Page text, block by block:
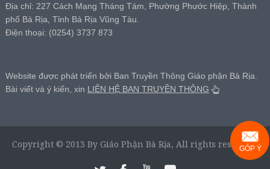
Địa chỉ: 227 Cách Mạng Tháng Tám, Phường Phước Hiệp, Thành
phố Bà Rịa, Tỉnh Bà Rịa Vũng Tàu.
Điện thoại: (0254) 3737 873
Website được phát triển bởi Ban Truyền Thông Giáo phận Bà Rịa.
Bài viết và ý kiến, xin LIÊN HỆ BAN TRUYỀN THÔNG
Copyright © 2013 By Giáo Phận Bà Rịa, All rights reserved.
GÓP Ý